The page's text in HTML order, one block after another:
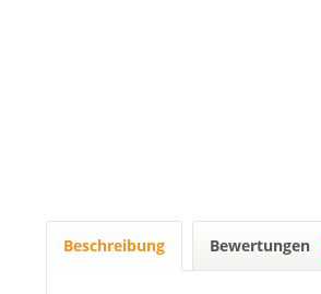
Beschreibung Bewertungen